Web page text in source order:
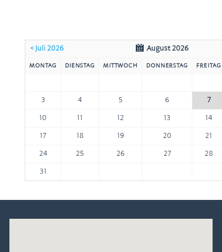
30.4.2026
< Juli 2026 August 2026
MONTAG DIENSTAG MITTWOCH DONNERSTAG FREITAG
3 4 5 6 7
10 11 12 13 14
17 18 19 20 21
24 25 26 27 28
31